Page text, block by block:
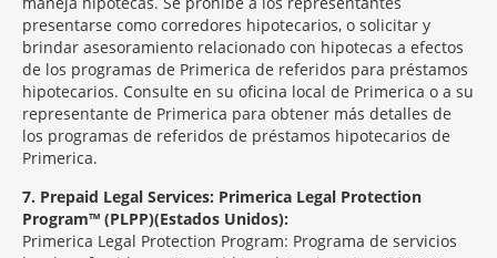
presentarse como corredores hipotecarios, o solicitar y
brindar asesoramiento relacionado con hipotecas a efectos
de los programas de Primerica de referidos para préstamos
hipotecarios. Consulte en su oficina local de Primerica o a su
representante de Primerica para obtener más detalles de
los programas de referidos de préstamos hipotecarios de
Primerica.
7 Prepaid Legal Services: Primerica Legal Protection
Program™ (PLPP)(Estados Unidos):
Primerica Legal Protection Program: Programa de servicios